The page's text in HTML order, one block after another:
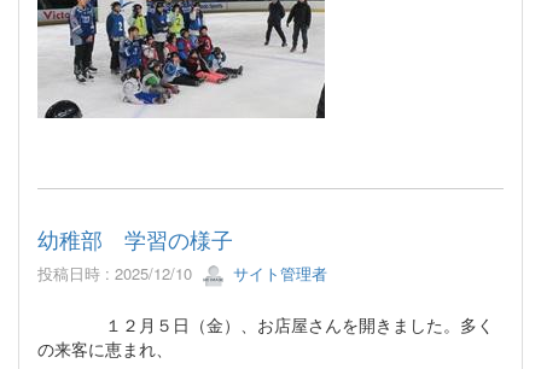
幼稚部 学習の様子
投稿日時 : 2025/12/10 サイト管理者
１２月５日（金）、お店屋さんを開きました。多く
の来客に恵まれ、